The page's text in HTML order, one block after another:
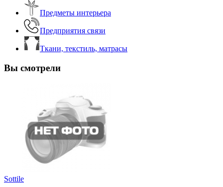
Предметы интерьера
Предприятия связи
Ткани, текстиль, матрасы
Вы смотрели
Sottile